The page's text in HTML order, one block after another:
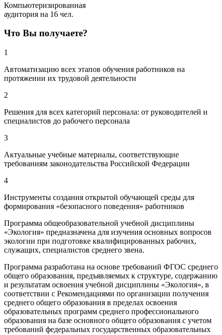
Компьютеризированная
аудитория на 16 чел.
Что Вы получаете?
1
Автоматизацию всех этапов обучения работников на
протяжении их трудовой деятельности
2
Решения для всех категорий персонала: от руководителей и
специалистов до рабочего персонала
3
Актуальные учебные материалы, соответствующие
требованиям законодательства Российской Федерации
4
Инструменты создания открытой обучающей среды для
формирования «безопасного поведения» работников
Программа общеобразовательной учебной дисциплины
«Экология» предназначена для изучения основных вопросов
экологии при подготовке квалифициро­ванных рабочих,
служащих, специалистов среднего звена.
Программа разработана на основе требований ФГОС среднего
общего образования, предъявляемых к структуре, содержанию
и результатам освоения учебной дисципли­ны «Экология», в
соответствии с Рекомендациями по организации получения
среднего общего образования в пределах освоения
образовательных программ среднего профес­сионального
образования на базе основного общего образования с учетом
требований федеральных государственных образовательных